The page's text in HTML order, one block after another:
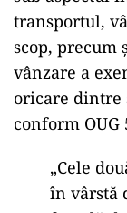
transportul,
scop, precum
vânzare a
oricare dintre
conform OUG
„Cele
în vârstă